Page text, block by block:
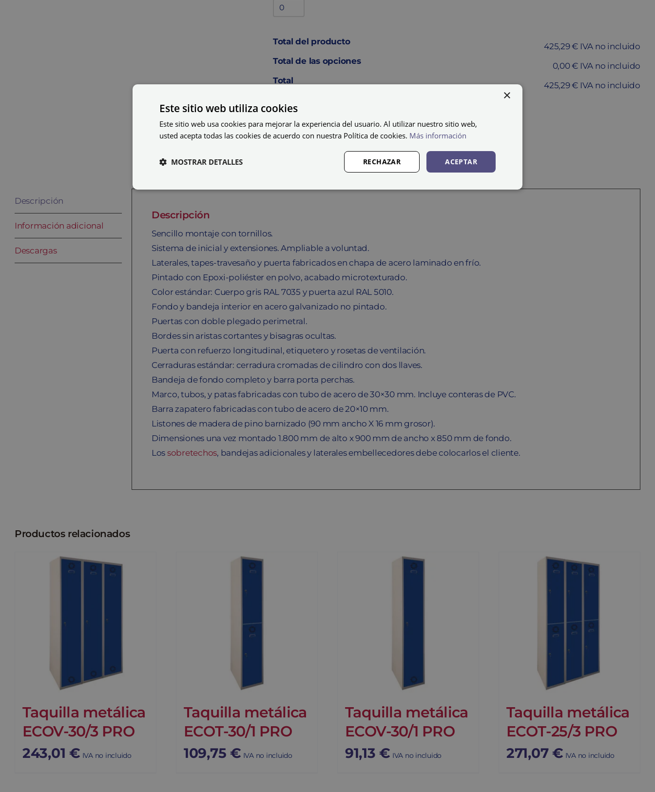
Bandejas
Total del producto
425,29 € IVA no incluido
Total de las opciones
0,00 € IVA no incluido
Total
425,29 € IVA no incluido
Taquilla
30/3
AÑADIR AL CARRITO
Descripción
Información adicional
Descargas
Descripción
Sencillo montaje con tornillos.
Sistema de inicial y extensiones. Ampliable a voluntad.
Laterales, tapes-travesaño y puerta fabricados en chapa de acero laminado en frío.
Pintado con Epoxi-poliéster en polvo, acabado microtexturado.
Color estándar: Cuerpo gris RAL 7035 y puerta azul RAL 5010.
Fondo y bandeja interior en acero galvanizado no pintado.
Puertas con doble plegado perimetral.
Bordes sin aristas cortantes y bisagras ocultas.
Puerta con refuerzo longitudinal, etiquetero y rosetas de ventilación.
Cerraduras estándar: cerradura cromadas de cilindro con dos llaves.
Bandeja de fondo completo y barra porta perchas.
Marco, tubos, y patas fabricadas con tubo de acero de 30×30 mm. Incluye conteras de PVC.
Barra zapatero fabricadas con tubo de acero de 20×10 mm.
Listones de madera de pino barnizado (90 mm ancho X 16 mm grosor).
Dimensiones una vez montado 1.800 mm de alto x 900 mm de ancho x 850 mm de fondo.
Los sobretechos, bandejas adicionales y laterales embellecedores debe colocarlos el cliente.
Productos relacionados
Taquilla metálica
ECOV-30/3 PRO
243,01 € IVA no incluido
Taquilla metálica
ECOT-30/1 PRO
109,75 € IVA no incluido
Taquilla metálica
ECOV-30/1 PRO
91,13 € IVA no incluido
Taquilla metálica
ECOT-25/3 PRO
271,07 € IVA no incluido
×
Este sitio web utiliza cookies
Este sitio web usa cookies para mejorar la experiencia del usuario. Al utilizar nuestro sitio web,
usted acepta todas las cookies de acuerdo con nuestra Política de cookies. Más información
ACEPTAR
RECHAZAR
MOSTRAR DETALLES